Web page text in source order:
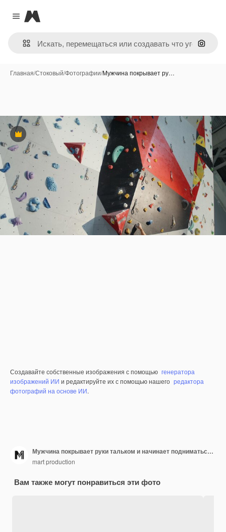
Close menu
Magnific
Поиск
Главная/Стоковый/Фотографии/Мужчина покрывает ру…
Премиум
Создавайте собственные изображения с помощью генератора
изображений ИИ и редактируйте их с помощью нашего редактора
фотографий на основе ИИ.
Мужчина покрывает руки тальком и начинает подниматься по скалолазательной стене
mart production
Вам также могут понравиться эти фото